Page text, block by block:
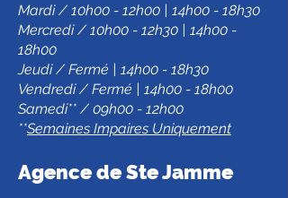
Mardi / 10h00 - 12h00 | 14h00 - 18h30
Mercredi / 10h00 - 12h30 | 14h00 -
18h00
Jeudi / Fermé | 14h00 - 18h30
Vendredi / Fermé | 14h00 - 18h00
Samedi** / 09h00 - 12h00
**Semaines Impaires Uniquement
Agence de Ste Jamme